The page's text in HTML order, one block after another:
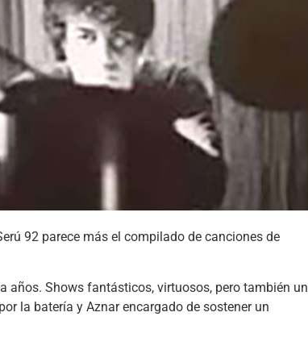
92 parece más el compilado de canciones de
años. Shows fantásticos, virtuosos, pero también un
la batería y Aznar encargado de sostener un